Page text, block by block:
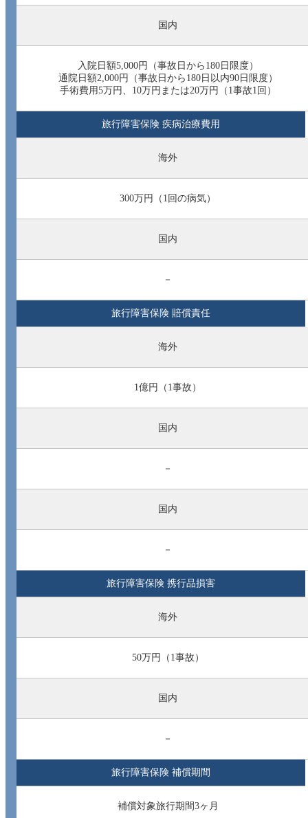
国内
入院日額5,000円（事故日から180日限度）
通院日額2,000円（事故日から180日以内90日限度）
手術費用5万円、10万円または20万円（1事故1回）
旅行障害保険 疾病治療費用
海外
300万円（1回の病気）
国内
－
旅行障害保険 賠償責任
海外
1億円（1事故）
国内
－
国内
－
旅行障害保険 携行品損害
海外
50万円（1事故）
国内
－
旅行障害保険 補償期間
補償対象旅行期間3ヶ月